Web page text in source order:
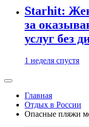
Starhit:
за
услуг без
1 неделя спустя
Главная
Отдых в России
Опасные пляжи